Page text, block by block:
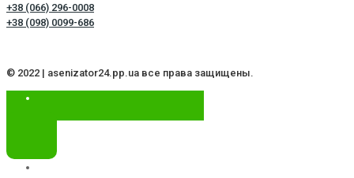
+38 (066) 296-0008
+38 (098) 0099-686
© 2022 | asenizator24.pp.ua все права защищены.